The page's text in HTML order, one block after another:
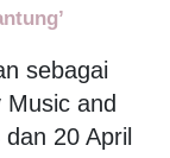
sebagai
Music and
20 April